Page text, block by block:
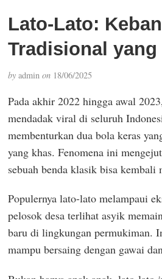
Lato-Lato:
Tradisional
byadmin on18/06/2025
Pada akhir 2022 hingga awal
mendadak viral di seluruh
membenturkan dua bola keras
yang khas. Fenomena ini
sebuah benda klasik bisa
Populernya lato-lato melampaui
pelosok desa terlihat asyik
baru di lingkungan permukiman.
mampu bersaing dengan gawai